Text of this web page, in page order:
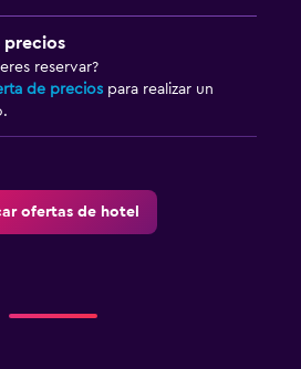
precios
reservar?
de precios para realizar un
ofertas de hotel